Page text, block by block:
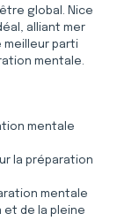
global. Nice
alliant mer
parti
mentale.
mentale
la préparation
mentale
et de la pleine